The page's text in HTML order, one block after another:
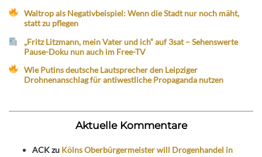
Waltrop als Negativbeispiel: Wenn die Stadt nur noch mäht,
statt zu pflegen
„Fritz Litzmann, mein Vater und ich“ auf 3sat – Sehenswerte
Pause-Doku nun auch im Free-TV
Wie Putins deutsche Lautsprecher den Leipziger
Drohnenanschlag für antiwestliche Propaganda nutzen
Aktuelle Kommentare
ACKzu Kölns Oberbürgermeister will Drogenhandel in